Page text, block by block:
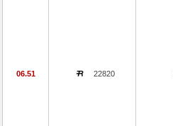
06.51 22820